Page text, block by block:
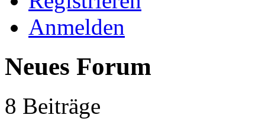
Anmelden
Neues Forum
8 Beiträge